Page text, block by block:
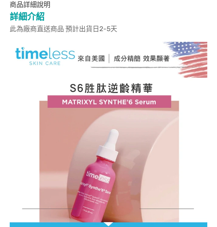
商品詳細說明
詳細介紹
此為廠商直送商品 預計出貨日2-5天